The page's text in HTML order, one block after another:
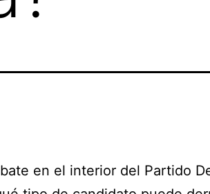
en el interior del Partido